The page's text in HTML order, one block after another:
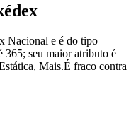
Nacional e é do tipo
365; seu maior atributo é
Mais.É fraco contra